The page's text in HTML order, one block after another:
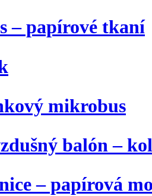
– papírové tkaní
mikrobus
balón –
– papírová